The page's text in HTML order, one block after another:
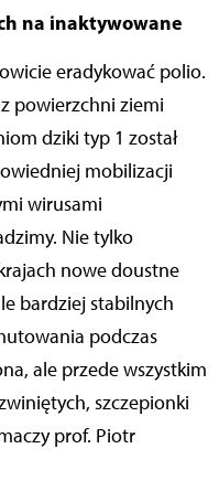
na inaktywowane
eradykować polio.
powierzchni ziemi
dziki typ 1 został
mobilizacji
wirusami
Nie tylko
nowe doustne
bardziej stabilnych
podczas
ale przede wszystkim
szczepionki
prof. Piotr